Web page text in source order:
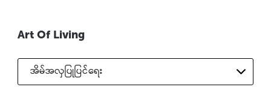
Art Of Living
အိမ်အလှပြုပြင်ရေး